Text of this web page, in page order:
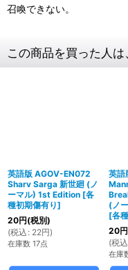
召喚できない。
この商品を買った人
英語版 AGOV-EN072
Sharv Sarga 新世廻 (ノ
ーマル) 1st Edition [各
種初期傷有り]
20円(税別)
(税込 : 22円)
在庫数 17点
英語
(ノ
[各
20円
(税込
在庫